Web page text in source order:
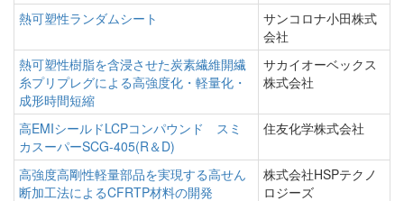
熱可塑性ランダムシート
サンコロナ小田株式
会社
熱可塑性樹脂を含浸させた炭素繊維開繊
糸プリプレグによる高強度化・軽量化・
成形時間短縮
サカイオーベックス
株式会社
高EMIシールドLCPコンパウンド スミ
カスーパーSCG-405(R＆D)
住友化学株式会社
高強度高剛性軽量部品を実現する高せん
断加工法によるCFRTP材料の開発
株式会社HSPテクノ
ロジーズ